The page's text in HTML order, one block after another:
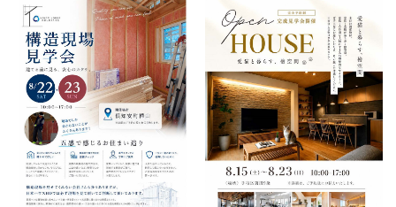
全国の展示場
北海道
札幌
東北
お近くのイベント
北海道
札幌
札幌
小樽
東北